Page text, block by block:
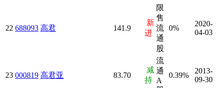
22 688093 高君 141.9
新
进
限
售
流
通
股
0%
2020-
04-03
23 000819 高君亚 83.70
减
持
流
通
A
0.39%
2013-
09-30